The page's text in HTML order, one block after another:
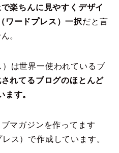
楽ちんに見やすくデザイ
ワードプレス）一択だと言
。
は世界一使われているブ
れてるブログのほとんど
す。
マガジンを作ってます
ス）で作成しています。